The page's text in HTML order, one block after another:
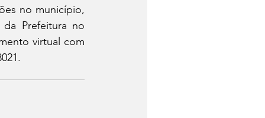
no município,
Prefeitura no
virtual com